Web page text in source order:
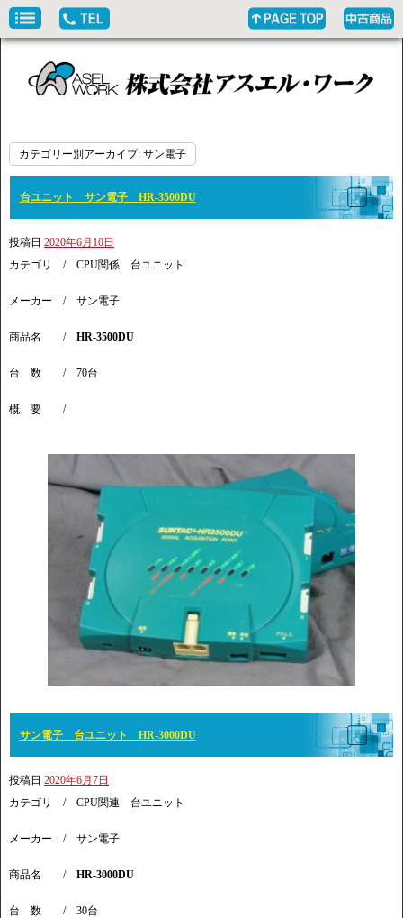
カテゴリー別アーカイブ: サン電子
台ユニット サン電子 HR-3500DU
投稿日 2020年6月10日
カテゴリ / CPU関係 台ユニット
メーカー / サン電子
商品名 / HR-3500DU
台 数 / 70台
概 要 /
サン電子 台ユニット HR-3000DU
投稿日 2020年6月7日
カテゴリ / CPU関連 台ユニット
メーカー / サン電子
商品名 / HR-3000DU
台 数 / 30台